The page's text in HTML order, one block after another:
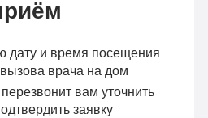
дату и время посещения
врача на дом
вам уточнить
заявку